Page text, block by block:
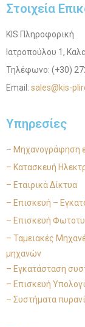
Στοιχεία
KIS Πληροφορική
Ιατροπούλου 1,
Τηλέφωνο: (+30)
Email: sales@kis-
Υπηρεσίες
– Μηχανογράφηση
– Κατασκευή
– Εταιρικά Δίκτυα
– Επισκευή –
– Επισκευή
– Ταμειακές
μηχανών
– Εγκατάσταση
– Επισκευή
– Συστήματα